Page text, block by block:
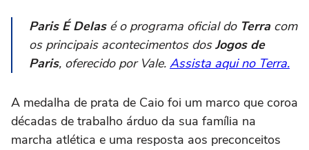
Paris É Delasé o programa oficial do Terracom
os principais acontecimentos dosJogos de
Paris, oferecido por Vale. Assista aqui no Terra.
A medalha de prata de Caio foi um marco que coroa
décadas de trabalho árduo da sua família na
marcha atlética e uma resposta aos preconceitos